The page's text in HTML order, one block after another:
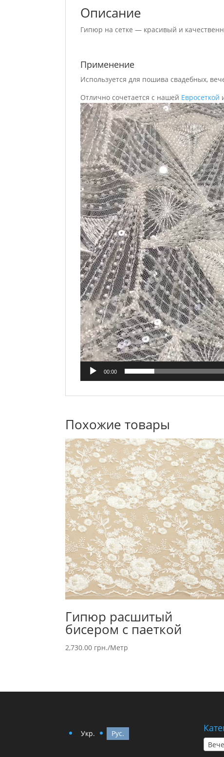
Описание
Гипюр на сетке — красивый и
Применение
Используется для пошива свадебных,
Отлично сочетается с нашей Евросеткой
Видеоплеер
00:00
Похожие товары
Гипюр расшитый
бисером с паеткой
2,730.00 грн./Метр
Укр. Рус.